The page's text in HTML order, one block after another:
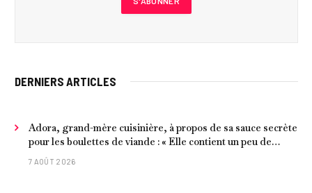
DERNIERS ARTICLES
Adora, grand-mère cuisinière, à propos de sa sauce secrète
pour les boulettes de viande : « Elle contient un peu de
curcuma, du poivre, une poignée d'amandes et des tomates
7 AOÛT 2026